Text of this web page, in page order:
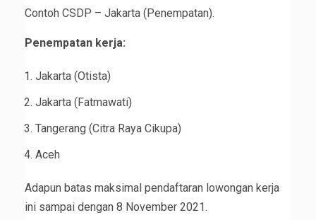
Contoh CSDP – Jakarta (Penempatan).
Penempatan kerja:
Jakarta (Otista)
Jakarta (Fatmawati)
Tangerang (Citra Raya Cikupa)
Aceh
Adapun batas maksimal pendaftaran lowongan kerja
ini sampai dengan 8 November 2021.